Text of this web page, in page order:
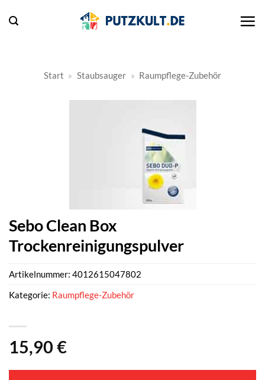
Inhalt
Start » Staubsauger » Raumpflege-Zubehör
Sebo Clean Box
Trockenreinigungspulver
15,90 €
Artikelnummer: 4012615047802
Kategorie: Raumpflege-Zubehör